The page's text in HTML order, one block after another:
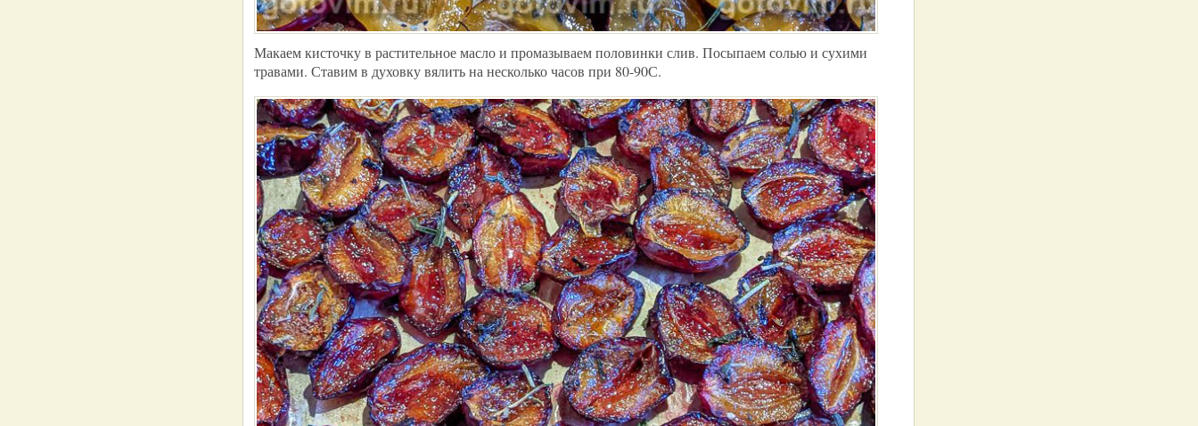
Макаем кисточку в растительное масло и промазываем половинки слив. Посыпаем солью и сухими
травами. Ставим в духовку вялить на несколько часов при 80-90С.